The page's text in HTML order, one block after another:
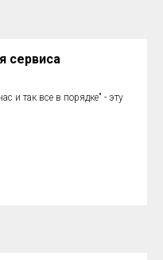
сервиса
и так все в порядке" - эту